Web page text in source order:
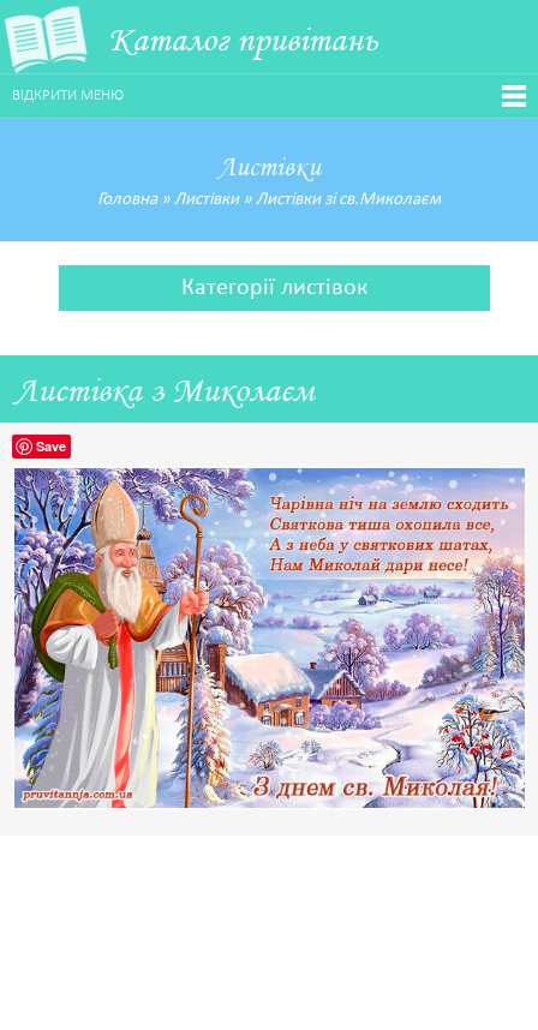
Каталог привітань
ВІДКРИТИ МЕНЮ
Листівки
Головна» Листівки» Листівки зі св.Миколаєм
Категорії листівок
Листівка з Миколаєм
Save